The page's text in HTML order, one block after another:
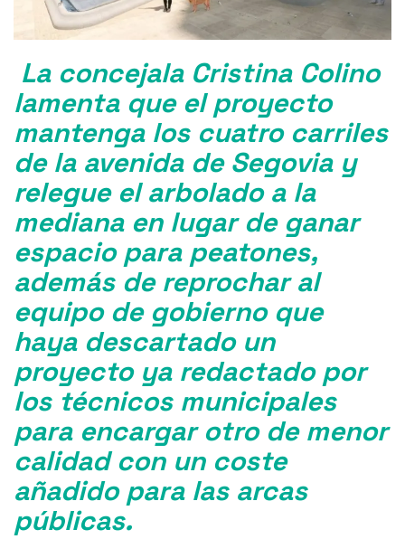
La concejala Cristina Colino
lamenta que el proyecto
mantenga los cuatro carriles
de la avenida de Segovia y
relegue el arbolado a la
mediana en lugar de ganar
espacio para peatones,
además de reprochar al
equipo de gobierno que
haya descartado un
proyecto ya redactado por
los técnicos municipales
para encargar otro de menor
calidad con un coste
añadido para las arcas
públicas.